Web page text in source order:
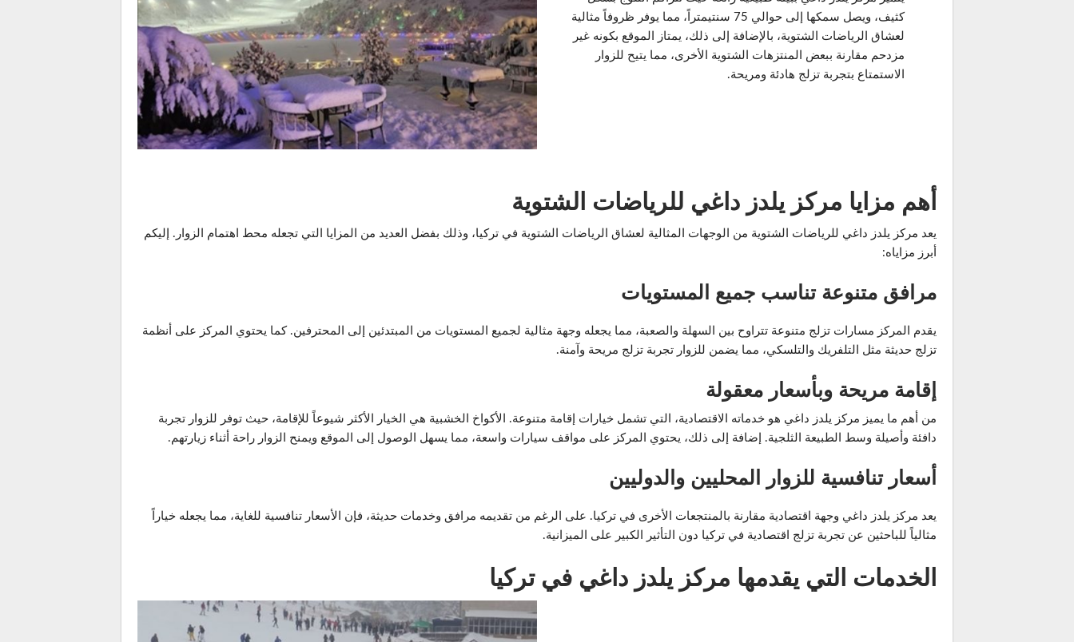
كثيف، ويصل سمكها إلى حوالي 75 سنتيمتراً، مما يوفر ظروفاً مثالية
لعشاق الرياضات الشتوية، بالإضافة إلى ذلك، يمتاز الموقع بكونه غير
مزدحم مقارنة ببعض المنتزهات الشتوية الأخرى، مما يتيح للزوار
الاستمتاع بتجربة تزلج هادئة ومريحة.
أهم مزايا مركز يلدز داغي للرياضات الشتوية
يعد مركز يلدز داغي للرياضات الشتوية من الوجهات المثالية لعشاق الرياضات الشتوية في تركيا، وذلك بفضل العديد من المزايا التي تجعله محط اهتمام الزوار. إليكم
أبرز مزاياه:
مرافق متنوعة تناسب جميع المستويات
يقدم المركز مسارات تزلج متنوعة تتراوح بين السهلة والصعبة، مما يجعله وجهة مثالية لجميع المستويات من المبتدئين إلى المحترفين. كما يحتوي المركز على أنظمة
تزلج حديثة مثل التلفريك والتلسكي، مما يضمن للزوار تجربة تزلج مريحة وآمنة.
إقامة مريحة وبأسعار معقولة
من أهم ما يميز مركز يلدز داغي هو خدماته الاقتصادية، التي تشمل خيارات إقامة متنوعة. الأكواخ الخشبية هي الخيار الأكثر شيوعاً للإقامة، حيث توفر للزوار تجربة
دافئة وأصيلة وسط الطبيعة الثلجية. إضافة إلى ذلك، يحتوي المركز على مواقف سيارات واسعة، مما يسهل الوصول إلى الموقع ويمنح الزوار راحة أثناء زيارتهم.
أسعار تنافسية للزوار المحليين والدوليين
يعد مركز يلدز داغي وجهة اقتصادية مقارنة بالمنتجعات الأخرى في تركيا. على الرغم من تقديمه مرافق وخدمات حديثة، فإن الأسعار تنافسية للغاية، مما يجعله خياراً
مثالياً للباحثين عن تجربة تزلج اقتصادية في تركيا دون التأثير الكبير على الميزانية.
الخدمات التي يقدمها مركز يلدز داغي في تركيا